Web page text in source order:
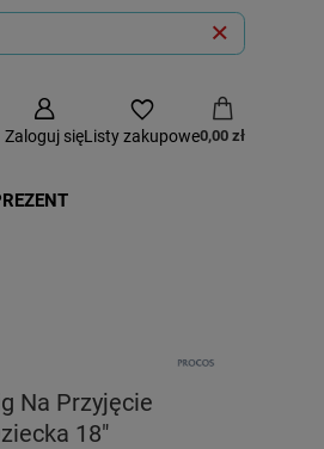
Zaloguj sięListy zakupowe0,00 zł
Na Przyjęcie
18"